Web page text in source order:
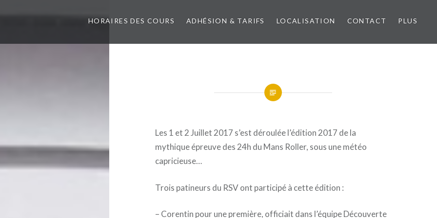
HORAIRES DES COURS ADHÉSION & TARIFS LOCALISATION CONTACT PLUS
Les 1 et 2 Juillet 2017 s’est déroulée l’édition 2017 de la
mythique épreuve des 24h du Mans Roller, sous une météo
capricieuse…
Trois patineurs du RSV ont participé à cette édition :
– Corentin pour une première, officiait dans l’équipe Découverte